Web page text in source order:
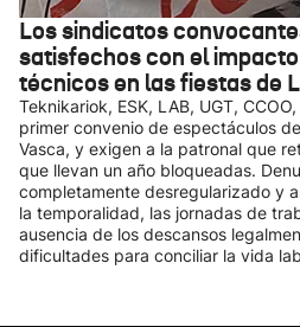
Los sindicatos
satisfechos con el
técnicos en las fiestas de
Teknikariok, ESK, LAB, UGT,
primer convenio de espectáculos
Vasca, y exigen a la patronal que
que llevan un año bloqueadas.
completamente desregularizado y
la temporalidad, las jornadas de
ausencia de los descansos
dificultades para conciliar la vida